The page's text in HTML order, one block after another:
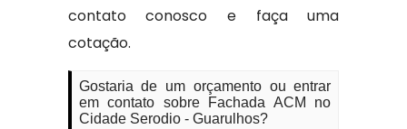
contato conosco e faça uma
cotação.
Gostaria de um orçamento ou entrar
em contato sobre Fachada ACM no
Cidade Serodio - Guarulhos?